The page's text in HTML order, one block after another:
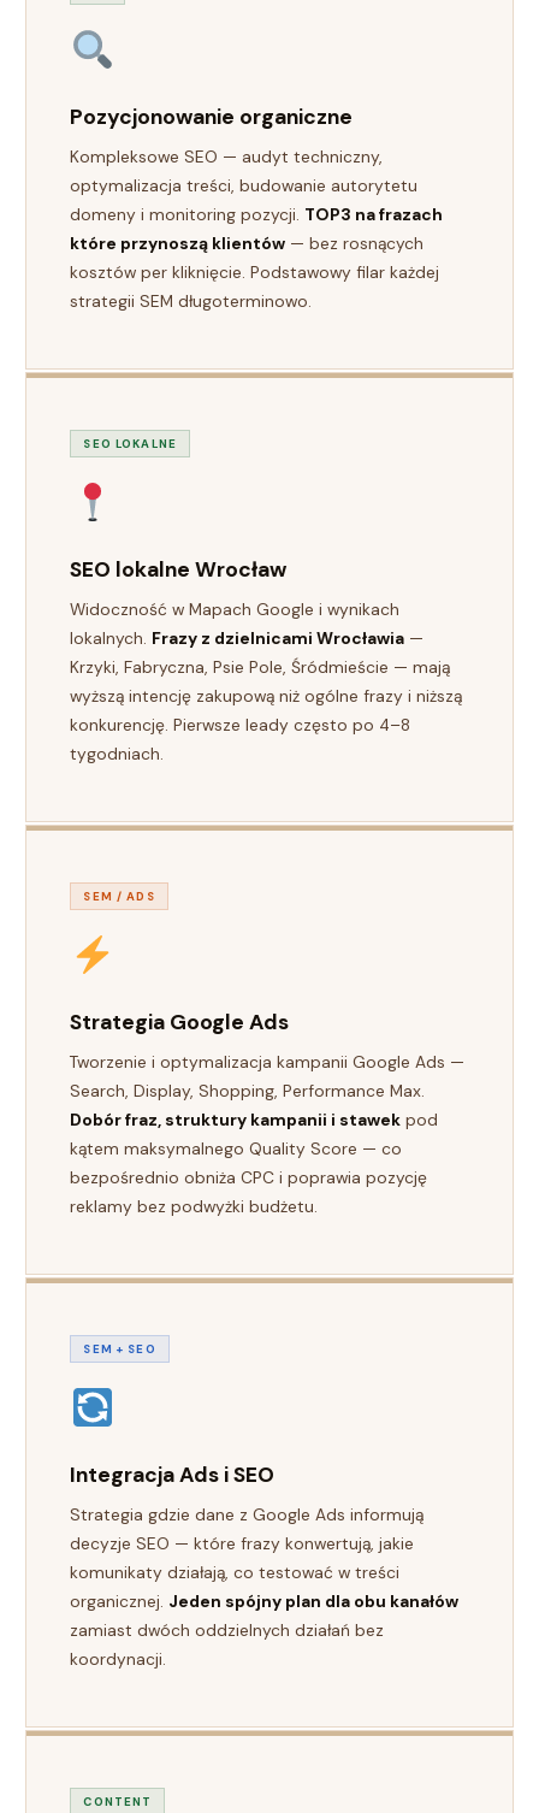
Pozycjonowanie organiczne
Kompleksowe SEO — audyt techniczny,
optymalizacja treści, budowanie autorytetu
domeny i monitoring pozycji. TOP3 na frazach
które przynoszą klientów — bez rosnących
kosztów per kliknięcie. Podstawowy filar każdej
strategii SEM długoterminowo.
SEO LOKALNE
SEO lokalne Wrocław
Widoczność w Mapach Google i wynikach
lokalnych. Frazy z dzielnicami Wrocławia —
Krzyki, Fabryczna, Psie Pole, Śródmieście — mają
wyższą intencję zakupową niż ogólne frazy i niższą
konkurencję. Pierwsze leady często po 4–8
tygodniach.
SEM / ADS
Strategia Google Ads
Tworzenie i optymalizacja kampanii Google Ads —
Search, Display, Shopping, Performance Max.
Dobór fraz, struktury kampanii i stawek pod
kątem maksymalnego Quality Score — co
bezpośrednio obniża CPC i poprawia pozycję
reklamy bez podwyżki budżetu.
SEM + SEO
Integracja Ads i SEO
Strategia gdzie dane z Google Ads informują
decyzje SEO — które frazy konwertują, jakie
komunikaty działają, co testować w treści
organicznej. Jeden spójny plan dla obu kanałów
zamiast dwóch oddzielnych działań bez
koordynacji.
CONTENT